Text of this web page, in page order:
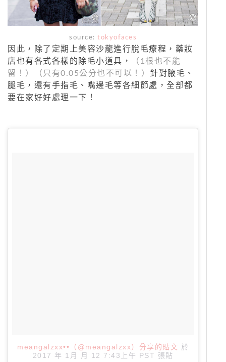
source: tokyofaces
因此，除了定期上美容沙龍進行脫毛療程，藥妝
店也有各式各樣的除毛小道具，
（1根也不能
留！）（只有0.05公分也不可以！） 針對腋毛、
腿毛，還有手指毛、嘴邊毛等各細節處，全部都
要在家好好處理一下！
meangalzxx••（@meangalzxx）分享的貼文 於
2017 年 1月 月 12 7:43上午 PST 張貼